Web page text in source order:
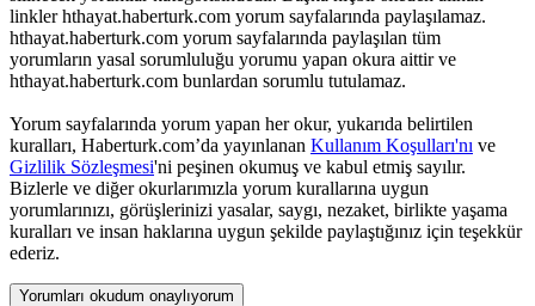
linkler hthayat.haberturk.com yorum sayfalarında paylaşılamaz.
hthayat.haberturk.com yorum sayfalarında paylaşılan tüm
yorumların yasal sorumluluğu yorumu yapan okura aittir ve
hthayat.haberturk.com bunlardan sorumlu tutulamaz.
Yorum sayfalarında yorum yapan her okur, yukarıda belirtilen
kuralları, Haberturk.com’da yayınlanan Kullanım Koşulları'nı ve
Gizlilik Sözleşmesi'ni peşinen okumuş ve kabul etmiş sayılır.
Bizlerle ve diğer okurlarımızla yorum kurallarına uygun
yorumlarınızı, görüşlerinizi yasalar, saygı, nezaket, birlikte yaşama
kuralları ve insan haklarına uygun şekilde paylaştığınız için teşekkür
ederiz.
Yorumları okudum onaylıyorum